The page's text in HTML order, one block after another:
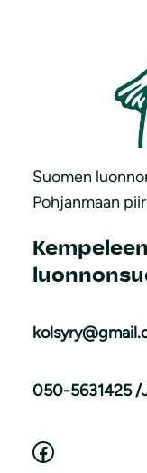
Suomen
Pohjanmaan
050-5631425 /
Facebook